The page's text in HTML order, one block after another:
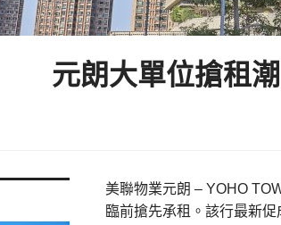
元朗大單位搶租
美聯物業元朗 – YOHO
臨前搶先承租。該行最新促